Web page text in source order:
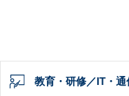
教育・研修／IT・